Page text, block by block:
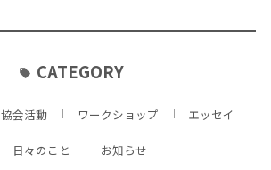
CATEGORY
協会活動 ワークショップ エッセイ
日々のこと お知らせ